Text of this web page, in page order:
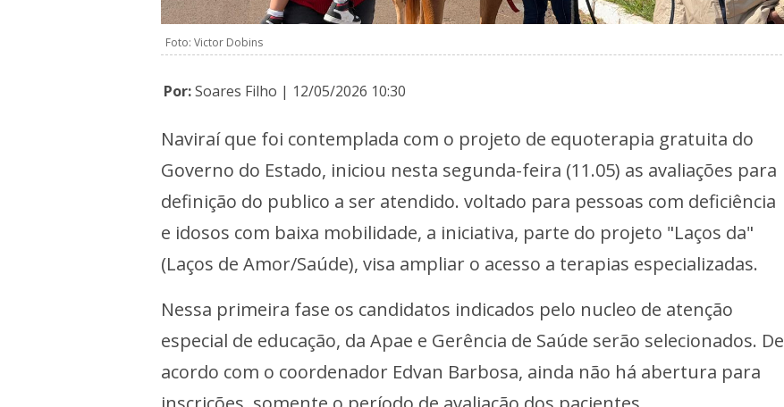
Foto: Victor Dobins
Por:Soares Filho | 12/05/2026 10:30
Naviraí que foi contemplada com o projeto de equoterapia gratuita do
Governo do Estado, iniciou nesta segunda-feira (11.05) as avaliações para
definição do publico a ser atendido. voltado para pessoas com deficiência
e idosos com baixa mobilidade, a iniciativa, parte do projeto "Laços da"
(Laços de Amor/Saúde), visa ampliar o acesso a terapias especializadas.
Nessa primeira fase os candidatos indicados pelo nucleo de atenção
especial de educação, da Apae e Gerência de Saúde serão selecionados. De
acordo com o coordenador Edvan Barbosa, ainda não há abertura para